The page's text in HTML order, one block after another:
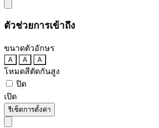
ตัวช่วยการเข้าถึง
ขนาดตัวอักษร
A A A
โหมดสีตัดกันสูง
ปิด
เปิด
รีเซ็ตการตั้งค่า